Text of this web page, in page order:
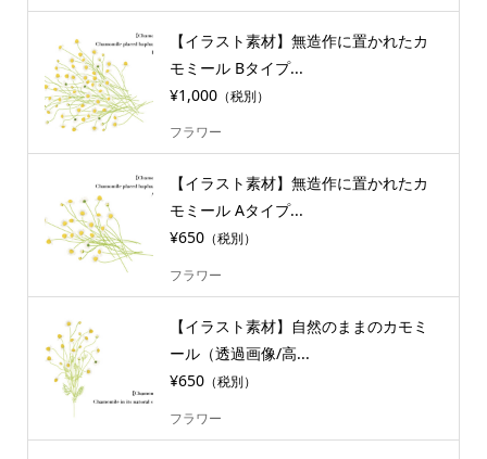
【イラスト素材】無造作に置かれたカ
モミール Bタイプ...
¥1,000（税別）
フラワー
【イラスト素材】無造作に置かれたカ
モミール Aタイプ...
¥650（税別）
フラワー
【イラスト素材】自然のままのカモミ
ール（透過画像/高...
¥650（税別）
フラワー